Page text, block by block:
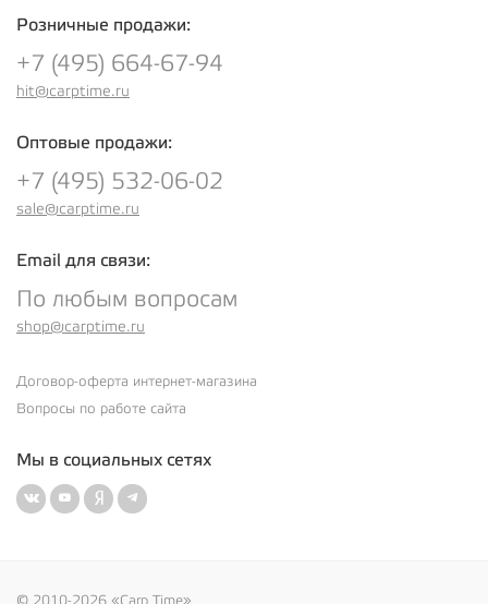
Розничные продажи:
+7 (495) 664-67-94
hit@carptime.ru
Оптовые продажи:
+7 (495) 532-06-02
sale@carptime.ru
Email для связи:
По любым вопросам
shop@carptime.ru
Договор-оферта интернет-магазина
Вопросы по работе сайта
Мы в социальных сетях
© 2010-2026 «Carp Time»